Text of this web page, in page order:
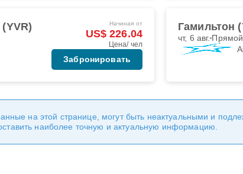
Начиная от
US$ 226.04
Цена/ чел
Забронировать
Гамильтон
чт, 6 авг. Прямой
на этой странице, могут быть неактуальными и
наиболее точную и актуальную информацию.